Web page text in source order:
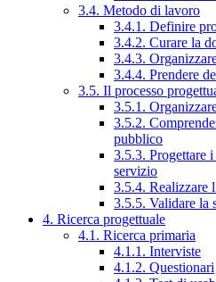
3.4. Metodo di lavoro
3.4.1. Definire
3.4.2. Curare la
3.4.3.
3.4.4. Prendere
3.5. Il processo
3.5.1.
3.5.2.
pubblico
3.5.3. Progettare i
servizio
3.5.4. Realizzare
3.5.5. Validare la
4. Ricerca progettuale
4.1. Ricerca primaria
4.1.1. Interviste
4.1.2. Questionari